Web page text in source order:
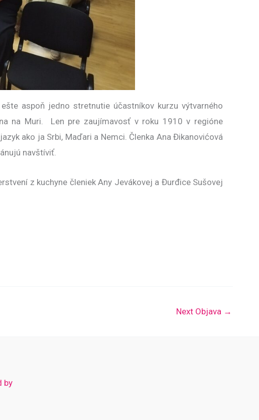
aspoň jedno stretnutie účastníkov kurzu výtvarného
na Muri. Len pre zaujímavosť v roku 1910 v regióne
ako ja Srbi, Maďari a Nemci. Členka Ana Đikanovićová
navštíviť.
z kuchyne členiek Any Jevákovej a Đurđice Sušovej
Next Objava →
by